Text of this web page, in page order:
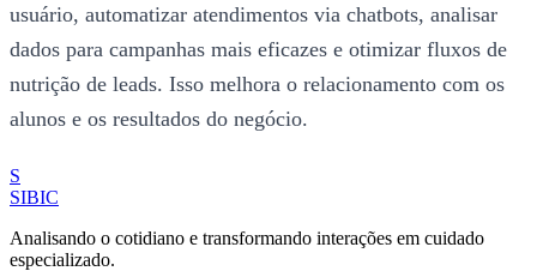
usuário, automatizar atendimentos via chatbots, analisar
dados para campanhas mais eficazes e otimizar fluxos de
nutrição de leads. Isso melhora o relacionamento com os
alunos e os resultados do negócio.
S
SIBIC
Analisando o cotidiano e transformando interações em cuidado
especializado.